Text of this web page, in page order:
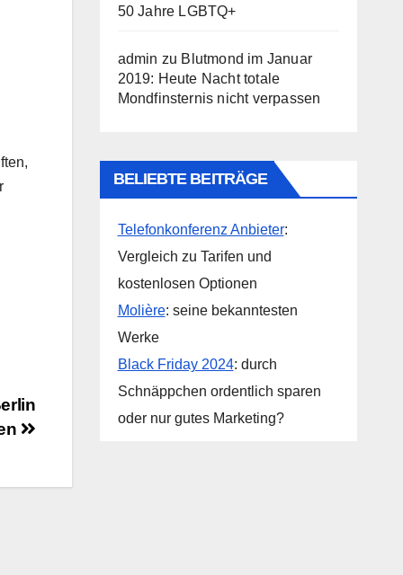
50 Jahre LGBTQ+
admin zu Blutmond im Januar
2019: Heute Nacht totale
Mondfinsternis nicht verpassen
BELIEBTE BEITRÄGE
Telefonkonferenz Anbieter:
Vergleich zu Tarifen und
kostenlosen Optionen
Molière: seine bekanntesten
Werke
Black Friday 2024: durch
Schnäppchen ordentlich sparen
oder nur gutes Marketing?